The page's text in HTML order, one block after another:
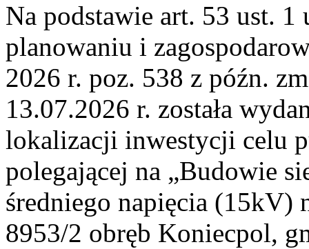
Na podstawie art. 53 ust. 1
planowaniu i
2026 r. poz. 538 z późn.
13.07.2026 r. została
lokalizacji inwestycji celu
polegającej na „Budowie
średniego napięcia (15kV)
8953/2 obręb Koniecpol,